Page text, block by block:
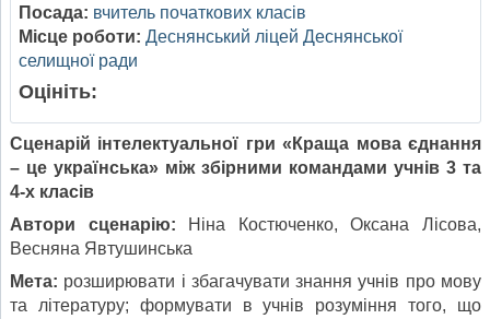
Посада: вчитель початкових класів
Місце роботи: Деснянський ліцей Деснянської
селищної ради
Оцініть:
Сценарій інтелектуальної гри «Краща мова єднання
– це українська» між збірними командами учнів 3 та
4-х класів
Автори сценарію: Ніна Костюченко, Оксана Лісова,
Весняна Явтушинська
Мета: розширювати і збагачувати знання учнів про мову
та літературу; формувати в учнів розуміння того, що